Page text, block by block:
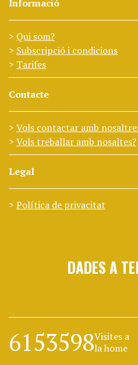
Informació
Qui som?
Subscripció i condicions
Tarifes
Contacte
Vols contactar amb
Vols treballar amb nosaltes?
Legal
Política de privacitat
DADES A
6153598Visites a
la home